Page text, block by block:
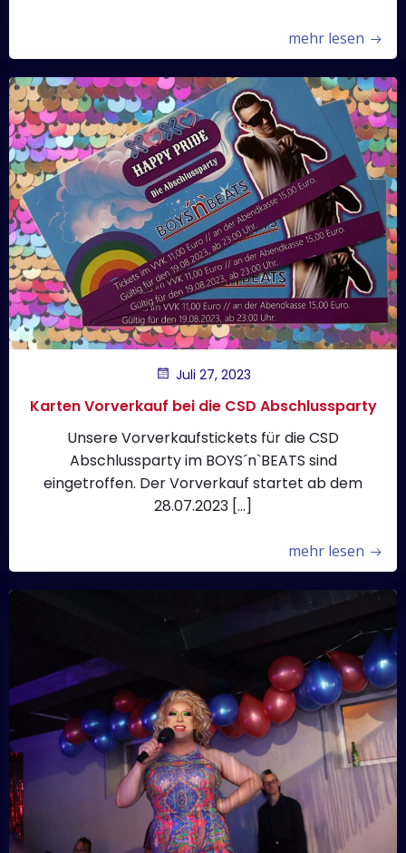
mehr lesen
Juli 27, 2023
Karten Vorverkauf bei die CSD Abschlussparty
Unsere Vorverkaufstickets für die CSD
Abschlussparty im BOYS´n`BEATS sind
eingetroffen. Der Vorverkauf startet ab dem
28.07.2023 […]
mehr lesen